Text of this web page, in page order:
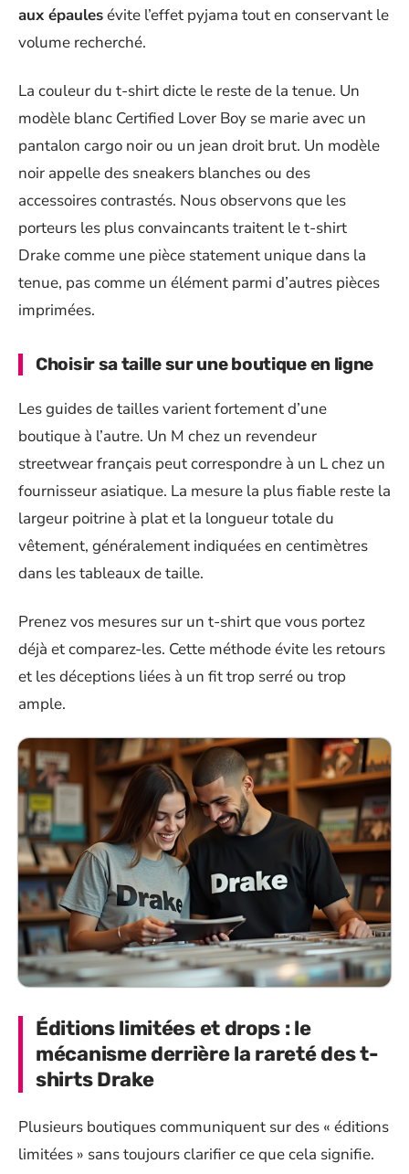
aux épaulesévite l’effet pyjama tout en conservant le
volume recherché.
La couleur du t-shirt dicte le reste de la tenue. Un
modèle blanc Certified Lover Boy se marie avec un
pantalon cargo noir ou un jean droit brut. Un modèle
noir appelle des sneakers blanches ou des
accessoires contrastés. Nous observons que les
porteurs les plus convaincants traitent le t-shirt
Drake comme une pièce statement unique dans la
tenue, pas comme un élément parmi d’autres pièces
imprimées.
Choisir sa taille sur une boutique en ligne
Les guides de tailles varient fortement d’une
boutique à l’autre. Un M chez un revendeur
streetwear français peut correspondre à un L chez un
fournisseur asiatique. La mesure la plus fiable reste la
largeur poitrine à plat et la longueur totale du
vêtement, généralement indiquées en centimètres
dans les tableaux de taille.
Prenez vos mesures sur un t-shirt que vous portez
déjà et comparez-les. Cette méthode évite les retours
et les déceptions liées à un fit trop serré ou trop
ample.
Éditions limitées et drops : le
mécanisme derrière la rareté des t-
shirts Drake
Plusieurs boutiques communiquent sur des « éditions
limitées » sans toujours clarifier ce que cela signifie.